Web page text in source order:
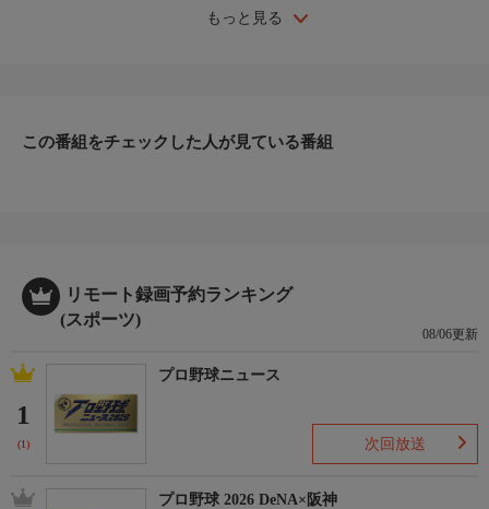
もっと見る
この番組をチェックした人が見ている番組
リモート録画予約ランキング
(スポーツ)
08/06更新
1
(1)
プロ野球ニュース
次回放送
プロ野球 2026 DeNA×阪神